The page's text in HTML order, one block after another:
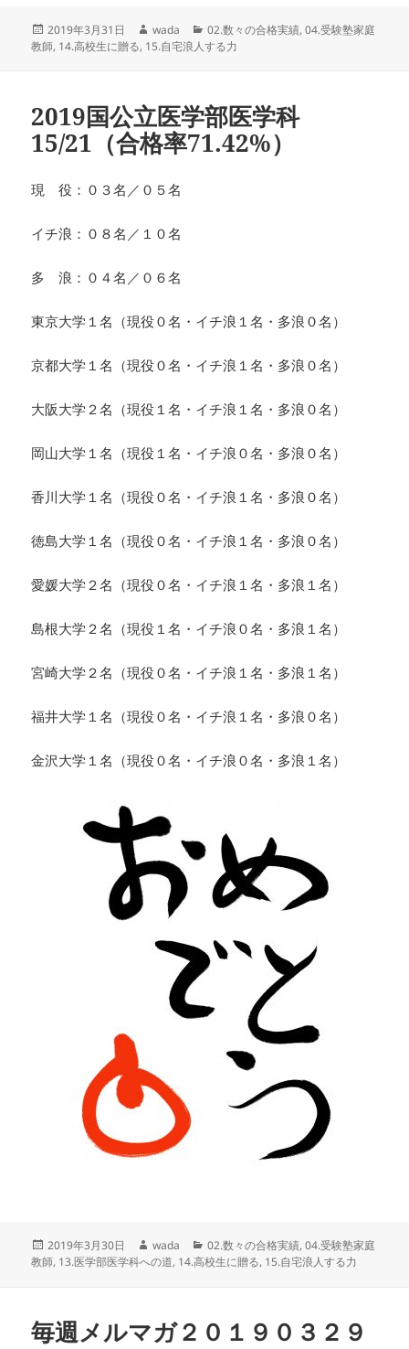
投
稿
2019年3月31日
作
成
wada
カ
テ
02.数々の合格実績,04.受験塾家庭
教師, 14.高校生に贈る, 15.自宅浪人する力
2019国公立医学部医学科
15/21（合格率71.42%）
現 役：０３名／０５名
イチ浪：０８名／１０名
多 浪：０４名／０６名
東京大学１名（現役０名・イチ浪１名・多浪０名）
京都大学１名（現役０名・イチ浪１名・多浪０名）
大阪大学２名（現役１名・イチ浪１名・多浪０名）
岡山大学１名（現役１名・イチ浪０名・多浪０名）
香川大学１名（現役０名・イチ浪１名・多浪０名）
徳島大学１名（現役０名・イチ浪１名・多浪０名）
愛媛大学２名（現役０名・イチ浪１名・多浪１名）
島根大学２名（現役１名・イチ浪０名・多浪１名）
宮崎大学２名（現役０名・イチ浪１名・多浪１名）
福井大学１名（現役０名・イチ浪１名・多浪０名）
金沢大学１名（現役０名・イチ浪０名・多浪１名）
投
稿
2019年3月30日
作
成
wada
カ
テ
02.数々の合格実績,04.受験塾家庭
教師, 13.医学部医学科への道, 14.高校生に贈る, 15.自宅浪人する力
毎週メルマガ２０１９０３２９